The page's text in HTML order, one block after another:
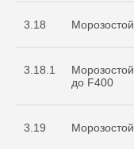
3.18
3.18.1
до F400
3.19